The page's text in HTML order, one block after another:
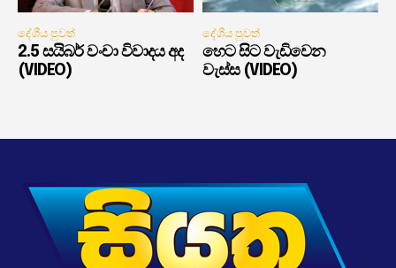
දේශීය පුවත්
2.5 සයිබර් වංචා විවාදය අද
(VIDEO)
දේශීය පුවත්
හෙට සිට වැඩිවෙන
වැස්ස (VIDEO)